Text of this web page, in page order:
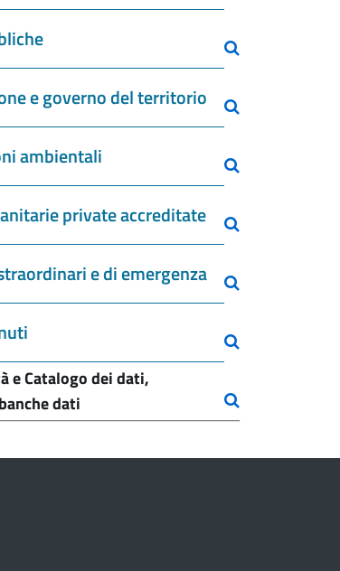
e governo del territorio
ambientali
private accreditate
e di emergenza
e Catalogo dei dati,
dati